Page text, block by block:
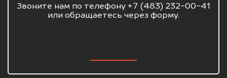
Звоните нам по телефону +7 (483) 232-00-41
или обращаетесь через форму.